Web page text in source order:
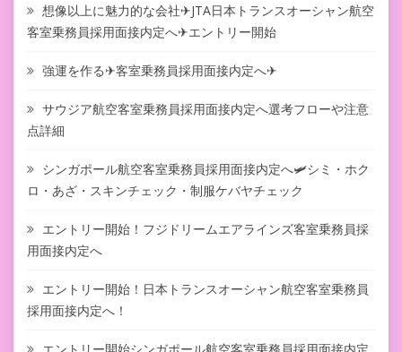
想像以上に魅力的な会社✈JTA日本トランスオーシャン航空
客室乗務員採用面接内定へ✈エントリー開始
強運を作る✈客室乗務員採用面接内定へ✈
サウジア航空客室乗務員採用面接内定へ選考フローや注意
点詳細
シンガポール航空客室乗務員採用面接内定へ🛩シミ・ホク
ロ・あざ・スキンチェック・制服ケバヤチェック
エントリー開始！フジドリームエアラインズ客室乗務員採
用面接内定へ
エントリー開始！日本トランスオーシャン航空客室乗務員
採用面接内定へ！
エントリー開始シンガポール航空客室乗務員採用面接内定